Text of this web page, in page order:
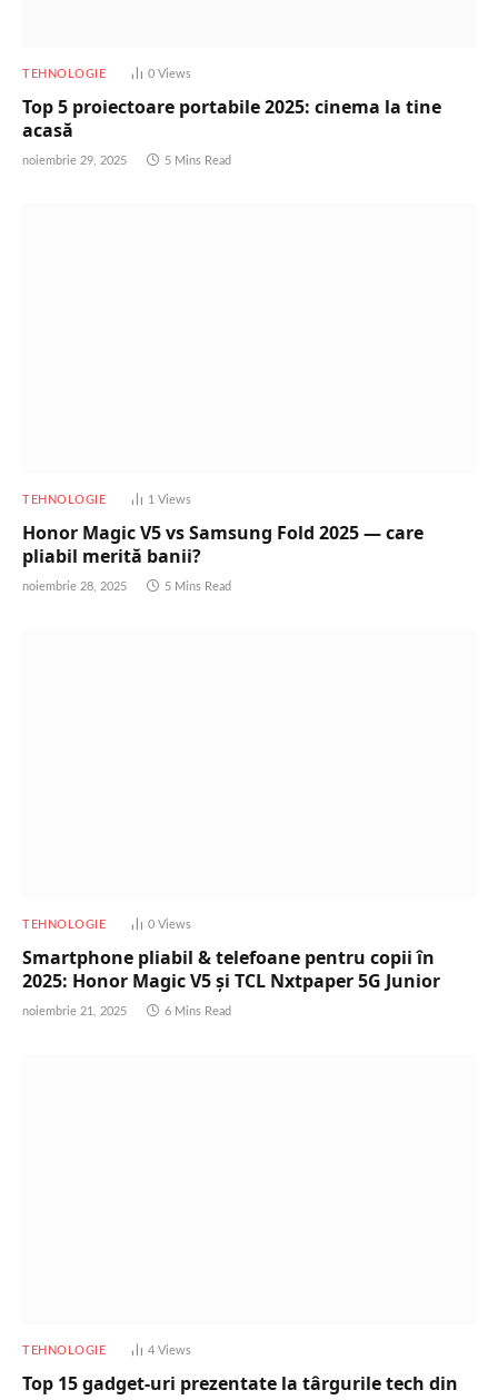
TEHNOLOGIE 0 Views
Top 5 proiectoare portabile 2025: cinema la tine
acasă
noiembrie 29, 2025 5 Mins Read
TEHNOLOGIE 1 Views
Honor Magic V5 vs Samsung Fold 2025 — care
pliabil merită banii?
noiembrie 28, 2025 5 Mins Read
TEHNOLOGIE 0 Views
Smartphone pliabil & telefoane pentru copii în
2025: Honor Magic V5 și TCL Nxtpaper 5G Junior
noiembrie 21, 2025 6 Mins Read
TEHNOLOGIE 4 Views
Top 15 gadget-uri prezentate la târgurile tech din